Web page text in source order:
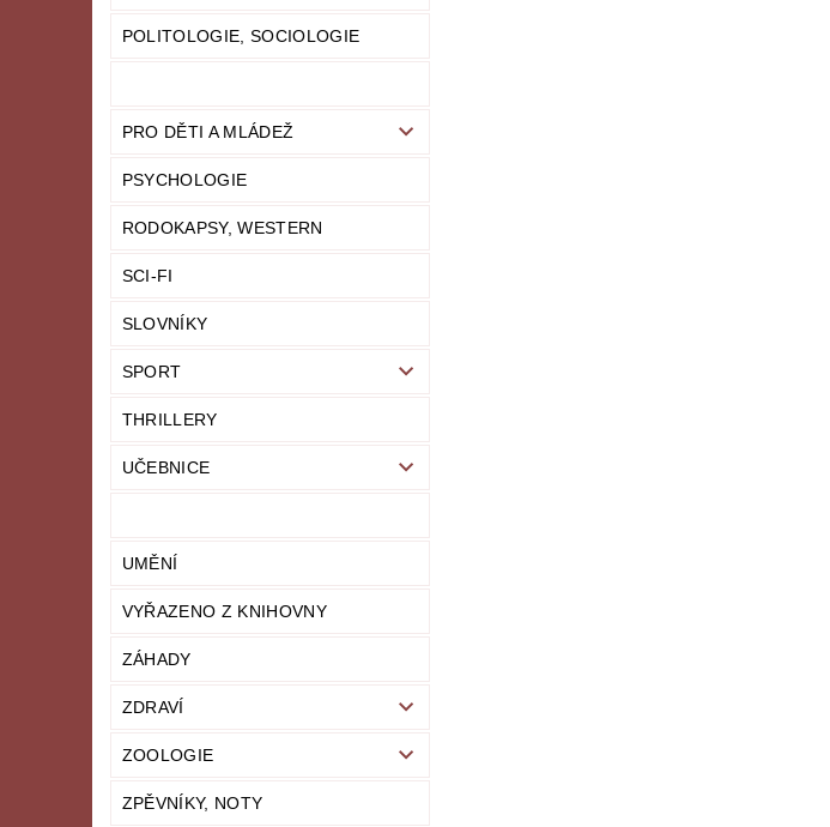
POLITOLOGIE, SOCIOLOGIE
PRO DĚTI A MLÁDEŽ
PSYCHOLOGIE
RODOKAPSY, WESTERN
SCI-FI
SLOVNÍKY
SPORT
THRILLERY
UČEBNICE
UMĚNÍ
VYŘAZENO Z KNIHOVNY
ZÁHADY
ZDRAVÍ
ZOOLOGIE
ZPĚVNÍKY, NOTY